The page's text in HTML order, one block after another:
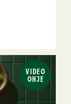
VIDEO
OHJE